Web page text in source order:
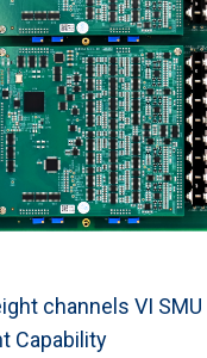
channels VI SMU
Capability